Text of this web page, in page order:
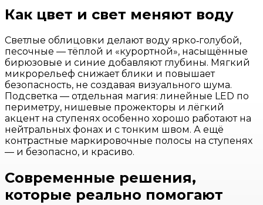
Как цвет и свет меняют воду
Светлые облицовки делают воду ярко‑голубой,
песочные — тёплой и «курортной», насыщённые
бирюзовые и синие добавляют глубины. Мягкий
микрорельеф снижает блики и повышает
безопасность, не создавая визуального шума.
Подсветка — отдельная магия: линейные LED по
периметру, нишевые прожекторы и лёгкий
акцент на ступенях особенно хорошо работают на
нейтральных фонах и с тонким швом. А ещё
контрастные маркировочные полосы на ступенях
— и безопасно, и красиво.
Современные решения,
которые реально помогают